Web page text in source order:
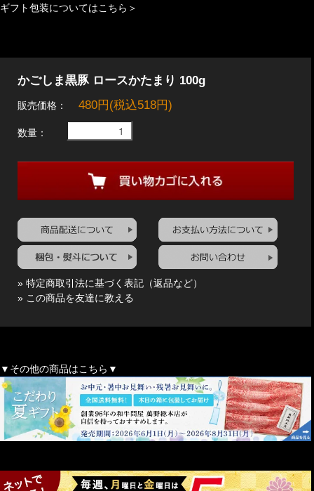
ギフト包装についてはこちら＞
かごしま黒豚 ロースかたまり 100g
販売価格： 480円(税込518円)
数量：
» 特定商取引法に基づく表記（返品など）
» この商品を友達に教える
▼その他の商品はこちら▼